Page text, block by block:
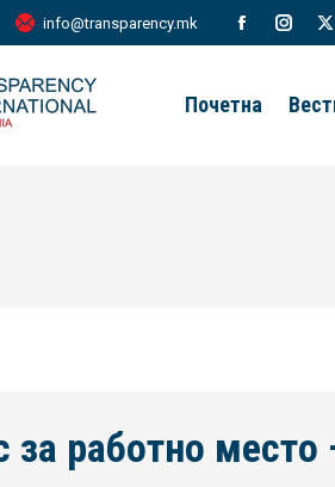
info@transparency.mk
FacebookX
Почетна
за работно